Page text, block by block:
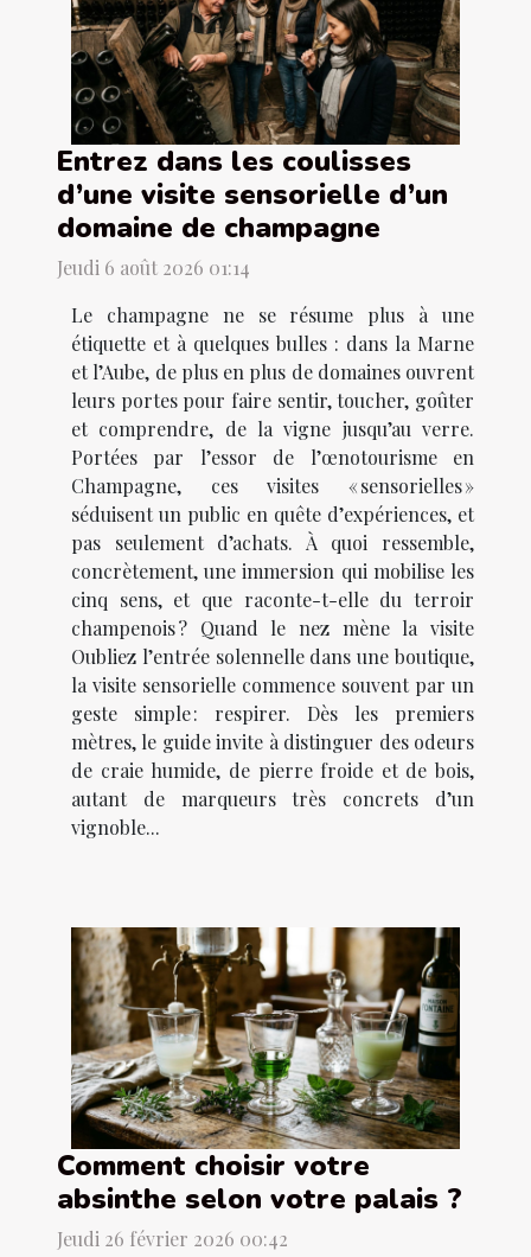
Entrez dans les coulisses
d’une visite sensorielle d’un
domaine de champagne
Jeudi 6 août 2026 01:14
Le champagne ne se résume plus à une
étiquette et à quelques bulles : dans la Marne
et l’Aube, de plus en plus de domaines ouvrent
leurs portes pour faire sentir, toucher, goûter
et comprendre, de la vigne jusqu’au verre.
Portées par l’essor de l’œnotourisme en
Champagne, ces visites « sensorielles »
séduisent un public en quête d’expériences, et
pas seulement d’achats. À quoi ressemble,
concrètement, une immersion qui mobilise les
cinq sens, et que raconte-t-elle du terroir
champenois ? Quand le nez mène la visite
Oubliez l’entrée solennelle dans une boutique,
la visite sensorielle commence souvent par un
geste simple : respirer. Dès les premiers
mètres, le guide invite à distinguer des odeurs
de craie humide, de pierre froide et de bois,
autant de marqueurs très concrets d’un
vignoble...
Comment choisir votre
absinthe selon votre palais ?
Jeudi 26 février 2026 00:42